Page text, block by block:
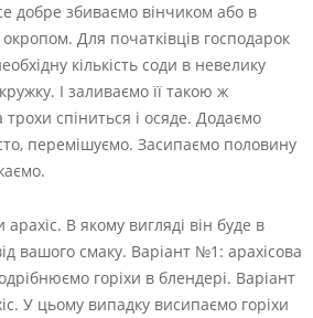
добре збиваємо вінчиком або в
Для початківців господарок
кількість соди в невелику
І заливаємо її такою ж
трохи спіниться і осяде. Додаємо
перемішуємо. Засипаємо половину
В якому вигляді він буде в
вашого смаку. Варіант №1: арахісова
горіхи в блендері. Варіант
У цьому випадку висипаємо горіхи